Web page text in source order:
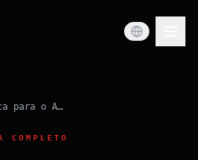
Como Enviar Musica para o Amazon Music Gratis
COMPLETO